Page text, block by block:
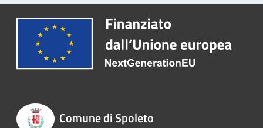
Comune di Spoleto